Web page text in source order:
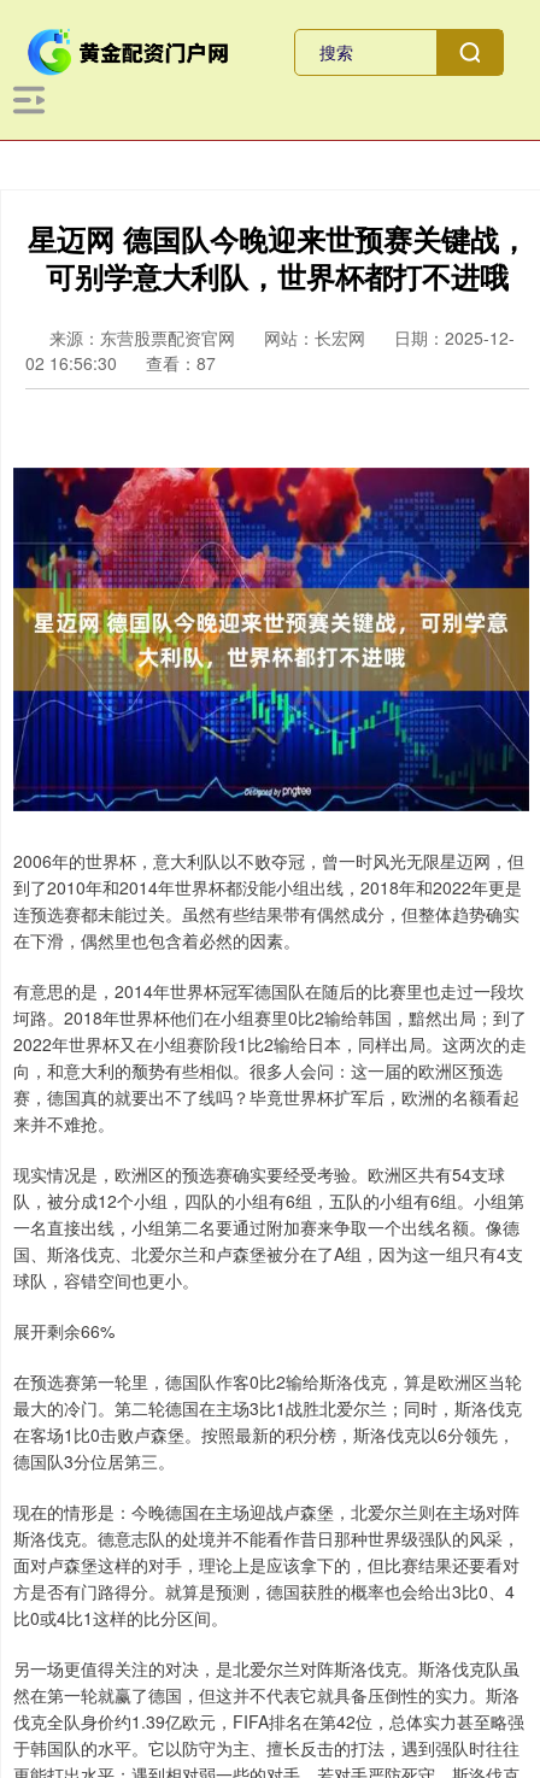
星迈网 德国队今晚迎来世预赛关键战，
可别学意大利队，世界杯都打不进哦
来源：东营股票配资官网 网站：长宏网
日期：2025-12-
02 16:56:30
查看：87
2006年的世界杯，意大利队以不败夺冠，曾一时风光无限星迈网，但
到了2010年和2014年世界杯都没能小组出线，2018年和2022年更是
连预选赛都未能过关。虽然有些结果带有偶然成分，但整体趋势确实
在下滑，偶然里也包含着必然的因素。
有意思的是，2014年世界杯冠军德国队在随后的比赛里也走过一段坎
坷路。2018年世界杯他们在小组赛里0比2输给韩国，黯然出局；到了
2022年世界杯又在小组赛阶段1比2输给日本，同样出局。这两次的走
向，和意大利的颓势有些相似。很多人会问：这一届的欧洲区预选
赛，德国真的就要出不了线吗？毕竟世界杯扩军后，欧洲的名额看起
来并不难抢。
现实情况是，欧洲区的预选赛确实要经受考验。欧洲区共有54支球
队，被分成12个小组，四队的小组有6组，五队的小组有6组。小组第
一名直接出线，小组第二名要通过附加赛来争取一个出线名额。像德
国、斯洛伐克、北爱尔兰和卢森堡被分在了A组，因为这一组只有4支
球队，容错空间也更小。
展开剩余66%
在预选赛第一轮里，德国队作客0比2输给斯洛伐克，算是欧洲区当轮
最大的冷门。第二轮德国在主场3比1战胜北爱尔兰；同时，斯洛伐克
在客场1比0击败卢森堡。按照最新的积分榜，斯洛伐克以6分领先，
德国队3分位居第三。
现在的情形是：今晚德国在主场迎战卢森堡，北爱尔兰则在主场对阵
斯洛伐克。德意志队的处境并不能看作昔日那种世界级强队的风采，
面对卢森堡这样的对手，理论上是应该拿下的，但比赛结果还要看对
方是否有门路得分。就算是预测，德国获胜的概率也会给出3比0、4
比0或4比1这样的比分区间。
另一场更值得关注的对决，是北爱尔兰对阵斯洛伐克。斯洛伐克队虽
然在第一轮就赢了德国，但这并不代表它就具备压倒性的实力。斯洛
伐克全队身价约1.39亿欧元，FIFA排名在第42位，总体实力甚至略强
于韩国队的水平。它以防守为主、擅长反击的打法，遇到强队时往往